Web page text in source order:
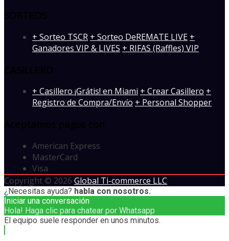
+ Sorteo TSCR + Sorteo DeREMATE LIVE +
Ganadores VIP & LIVES + RIFAS (Raffles) VIP
+ Casillero ¡Grátis! en Miami + Crear Casillero +
Registro de Compra/Envío + Personal Shopper
American Express
MasterCard
Visa
Copyright © 2026 Global Ti-commerce LLC
¿Necesitas ayuda? habla con nosotros.
Iniciar una conversación
Hola! Haga clic para chatear por Whatsapp
El equipo suele responder en unos minutos.